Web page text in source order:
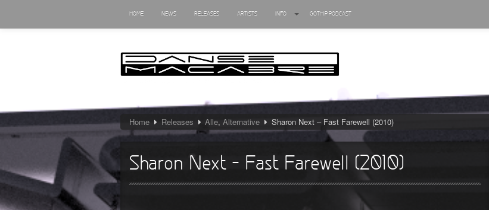
HOME NEWS RELEASES ARTISTS INFO GOTHIP PODCAST
Home Releases Alle, Alternative Sharon Next – Fast Farewell (2010)
Sharon Next – Fast Farewell (2010)